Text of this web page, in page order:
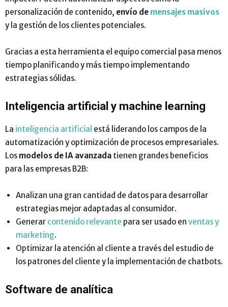
personalización de contenido, envío de mensajes masivos
y la gestión de los clientes potenciales.
Gracias a esta herramienta el equipo comercial pasa menos
tiempo planificando y más tiempo implementando
estrategias sólidas.
Inteligencia artificial y machine learning
La inteligencia artificial está liderando los campos de la
automatización y optimización de procesos empresariales.
Los modelos de IA avanzada tienen grandes beneficios
para las empresas B2B:
Analizan una gran cantidad de datos para desarrollar
estrategias mejor adaptadas al consumidor.
Generar contenido relevante para ser usado en ventas y
marketing.
Optimizar la atención al cliente a través del estudio de
los patrones del cliente y la implementación de chatbots.
Software de analítica